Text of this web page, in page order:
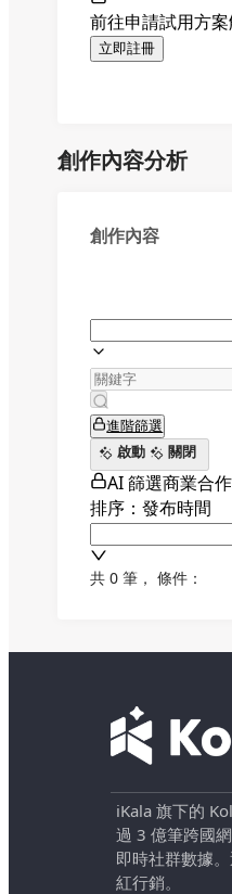
前往申請試用方
立即註冊
創作內容分析
創作內容
進階篩選
啟動
關閉
AI 篩選商業合
排序：發布時間
共 0 筆 ， 條件：
iKala 旗下的
過 3 億筆跨國
即時社群數據
紅行銷。